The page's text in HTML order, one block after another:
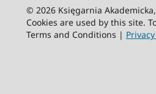
© 2026 Księgarnia
Cookies are used by this site.
Terms and Conditions |